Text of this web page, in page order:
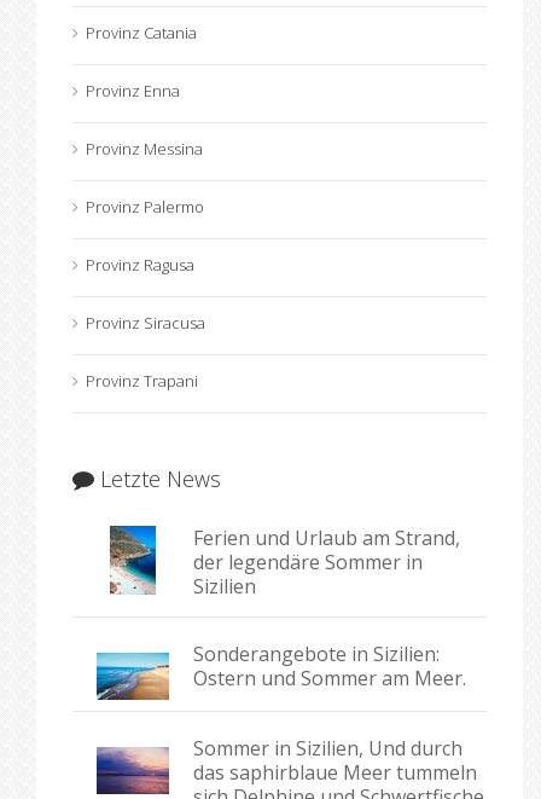
Provinz Catania
Provinz Enna
Provinz Messina
Provinz Palermo
Provinz Ragusa
Provinz Siracusa
Provinz Trapani
Letzte News
Ferien und Urlaub am Strand,
der legendäre Sommer in
Sizilien
Sonderangebote in Sizilien:
Ostern und Sommer am Meer.
Sommer in Sizilien, Und durch
das saphirblaue Meer tummeln